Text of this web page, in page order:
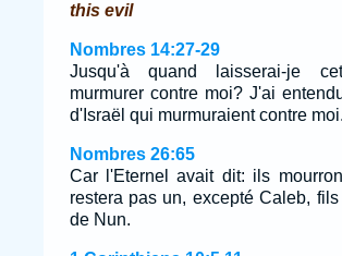
this evil
Nombres 14:27-29
Jusqu'à quand laisserai-je
murmurer contre moi? J'ai
d'Israël qui murmuraient contre
Nombres 26:65
Car l'Eternel avait dit: ils
restera pas un, excepté Caleb,
de Nun.